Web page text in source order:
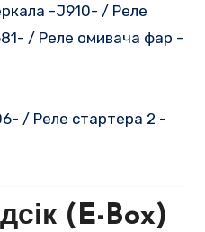
/ Реле омивача фар -
(E-Box)